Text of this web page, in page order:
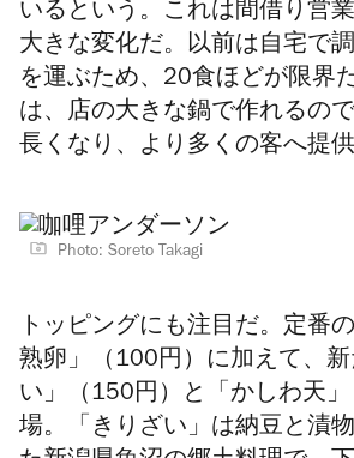
いるという。これは間借り営
大きな変化だ。以前は自宅で
を運ぶため、20食ほどが限界
は、店の大きな鍋で作れるの
長くなり、より多くの客へ提供
Photo: Soreto Takagi
トッピングにも注目だ。 定番
熟卵」（100円）に加えて、新
い」（150円）と「かしわ天
場。「きりざい」は納豆と漬